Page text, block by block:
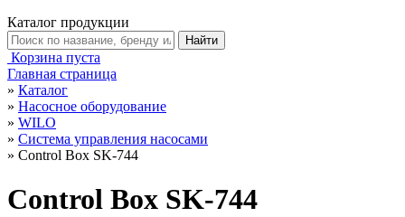
Каталог продукции
Корзина пуста
Главная страница
» Каталог
» Насосное оборудование
» WILO
» Система управления насосами
» Control Box SK-744
Control Box SK-744